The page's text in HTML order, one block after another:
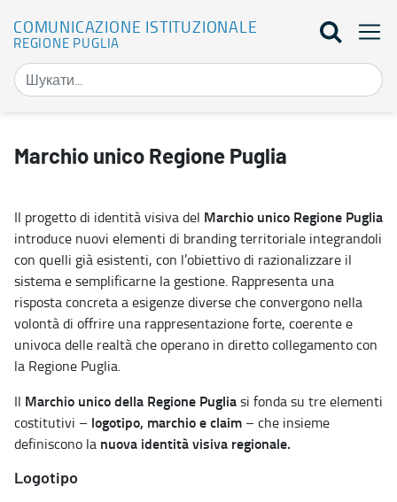
COMUNICAZIONE ISTITUZIONALE
REGIONE PUGLIA
Marchio unico Regione Puglia
Il progetto di identità visiva del Marchio unico Regione Puglia
introduce nuovi elementi di branding territoriale integrandoli
con quelli già esistenti, con l’obiettivo di razionalizzare il
sistema e semplificarne la gestione. Rappresenta una
risposta concreta a esigenze diverse che convergono nella
volontà di offrire una rappresentazione forte, coerente e
univoca delle realtà che operano in diretto collegamento con
la Regione Puglia.
Il Marchio unico della Regione Pugliasi fonda su tre elementi
costitutivi – logotipo, marchio e claim – che insieme
definiscono la nuova identità visiva regionale.
Logotipo